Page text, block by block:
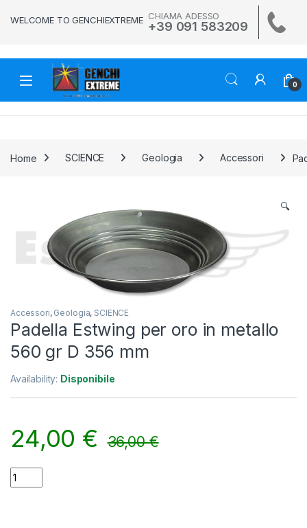
WELCOME TO GENCHIEXTREME CHIAMA ADESSO
+39 091 583209
0
Home SCIENCE Geologia Accessori
🔍
Accessori, Geologia, SCIENCE
Padella Estwing per oro in metallo
560 gr D 356 mm
Availability: Disponibile
24,00 € 36,00€
Padella Estwing per oro in metallo 560 gr D 356 mm quantity